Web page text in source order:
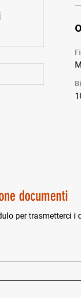
documenti
per trasmetterci